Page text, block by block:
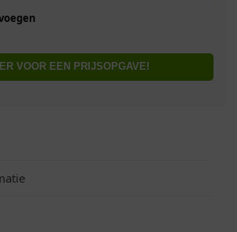
VOOR EEN PRIJSOPGAVE!